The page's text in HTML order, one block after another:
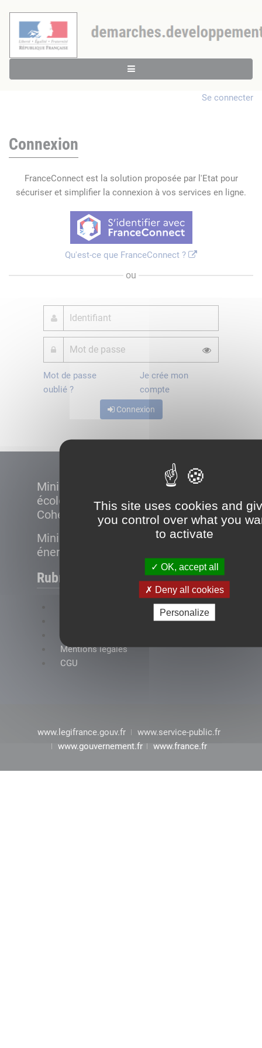
This site uses cookies and
you control over what you
to activate
OK, accept all
Deny all cookies
Personalize
Se connecter
Connexion
FranceConnect est la solution proposée par l'Etat pour
sécuriser et simplifier la connexion à vos services en ligne.
Qu'est-ce que FranceConnect ?
ou
Mot de passe
oublié ?
Je crée mon
compte
Connexion
Ministère de la Transition
écologique et de la
Cohésion des territoires
Ministère de la Transition
énergétique
Rubriques
Mentions légales
CGU
www.legifrance.gouv.fr
www.service-public.fr
www.gouvernement.fr
www.france.fr